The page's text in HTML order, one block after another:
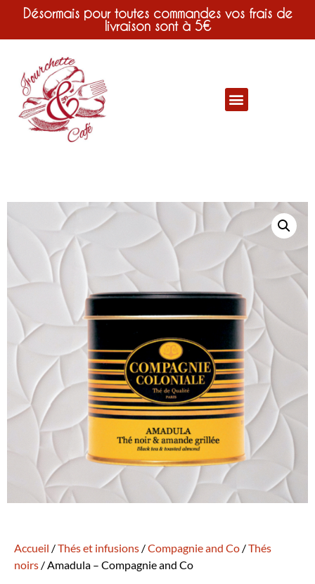
Désormais pour toutes commandes vos frais de
livraison sont à 5€
Accueil /Thés et infusions /Compagnie and Co /Thés
noirs / Amadula – Compagnie and Co